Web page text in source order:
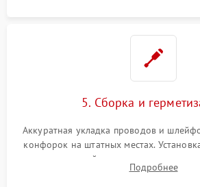
5. Сборка и
Аккуратная укладка проводов и
конфорок на штатных местах.
проверкой равномерности
термостойкого герметика или
Подробнее